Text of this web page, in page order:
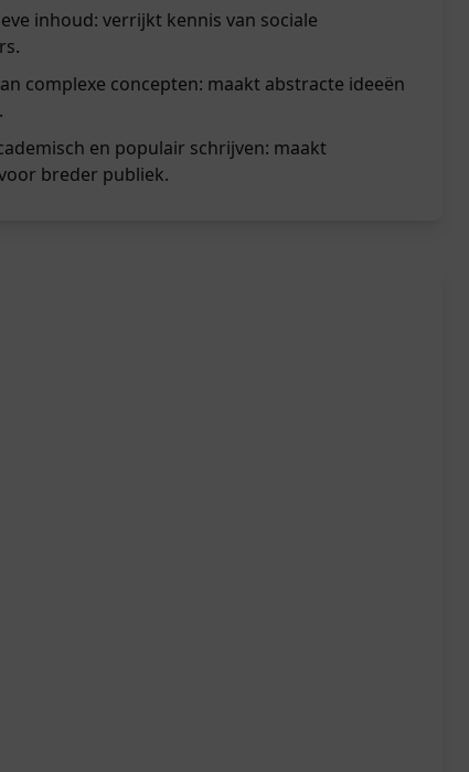
inhoud: verrijkt kennis van sociale
complexe concepten: maakt abstracte ideeën
en populair schrijven: maakt
breder publiek.